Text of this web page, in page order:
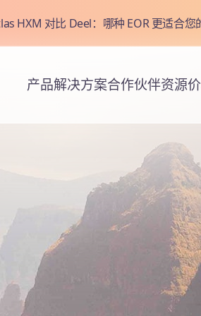
HXM 对比 Deel：哪种 EOR 更适合您
产品解决方案合作伙伴资源